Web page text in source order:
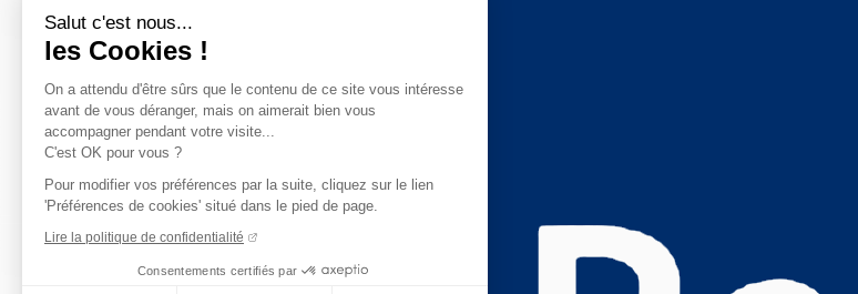
Salut c'est nous...
les Cookies !
On a attendu d'être sûrs que le contenu de ce site vous intéresse
avant de vous déranger, mais on aimerait bien vous
accompagner pendant votre visite...
C'est OK pour vous ?
Pour modifier vos préférences par la suite, cliquez sur le lien
'Préférences de cookies' situé dans le pied de page.
Lire la politique de confidentialité
Consentements certifiés par